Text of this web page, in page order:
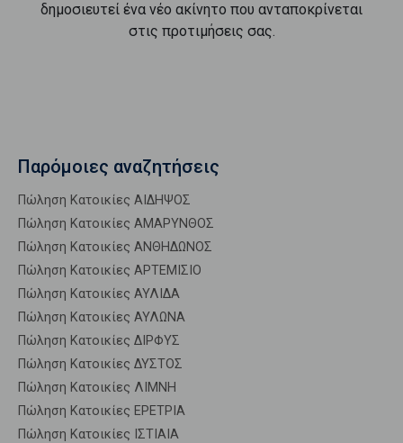
δημοσιευτεί ένα νέο ακίνητο που ανταποκρίνεται
στις προτιμήσεις σας.
Παρόμοιες αναζητήσεις
Πώληση Κατοικίες ΑΙΔΗΨΟΣ
Πώληση Κατοικίες ΑΜΑΡΥΝΘΟΣ
Πώληση Κατοικίες ΑΝΘΗΔΩΝΟΣ
Πώληση Κατοικίες ΑΡΤΕΜΙΣΙΟ
Πώληση Κατοικίες ΑΥΛΙΔΑ
Πώληση Κατοικίες ΑΥΛΩΝΑ
Πώληση Κατοικίες ΔΙΡΦΥΣ
Πώληση Κατοικίες ΔΥΣΤΟΣ
Πώληση Κατοικίες ΛΙΜΝΗ
Πώληση Κατοικίες ΕΡΕΤΡΙΑ
Πώληση Κατοικίες ΙΣΤΙΑΙΑ